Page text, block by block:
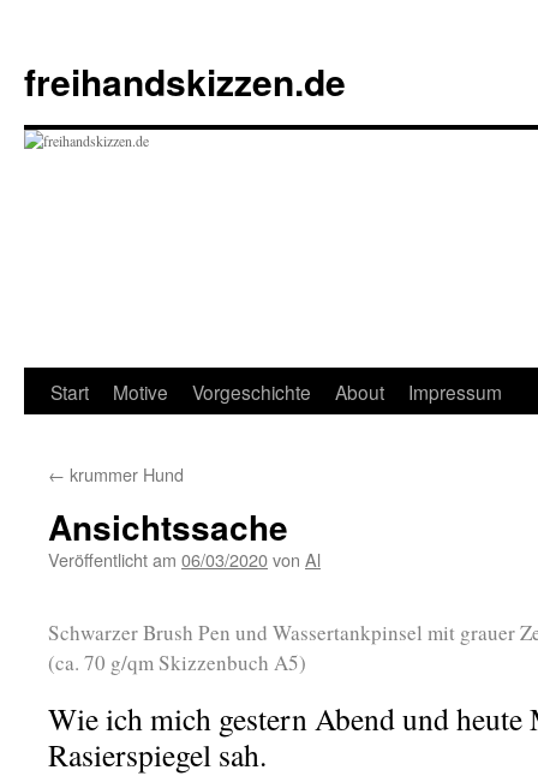
springen
freihandskizzen.de
Start Motive Vorgeschichte About Impressum
← krummer Hund
Ansichtssache
Veröffentlicht am 06/03/2020von Al
Schwarzer Brush Pen und Wassertankpinsel mit grauer
(ca. 70 g/qm Skizzenbuch A5)
Wie ich mich gestern Abend und heute
Rasierspiegel sah.